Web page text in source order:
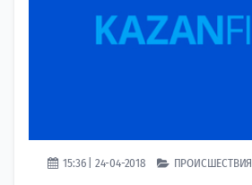
15:36 | 24-04-2018 ПРОИСШЕСТВИЯ